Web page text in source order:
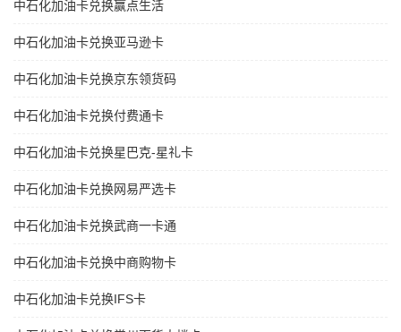
中石化加油卡兑换赢点生活
中石化加油卡兑换亚马逊卡
中石化加油卡兑换京东领货码
中石化加油卡兑换付费通卡
中石化加油卡兑换星巴克-星礼卡
中石化加油卡兑换网易严选卡
中石化加油卡兑换武商一卡通
中石化加油卡兑换中商购物卡
中石化加油卡兑换IFS卡